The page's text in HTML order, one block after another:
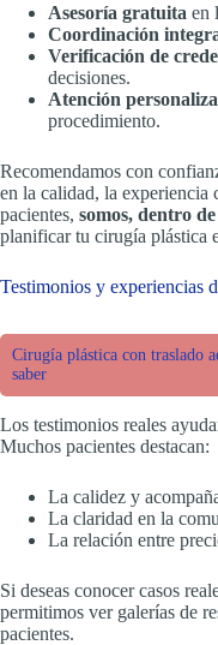
Asesoría gratuita en
Coordinación
Verificación de
decisiones.
Atención
procedimiento.
Recomendamos con
en la calidad, la experiencia
pacientes, somos, dentro
planificar tu cirugía plástica
Testimonios y experiencias
Cirugía plástica con traslado
saber
Los testimonios reales
Muchos pacientes destacan:
La calidez y
La claridad en la
La relación entre
Si deseas conocer casos
permitimos ver galerías de
pacientes.